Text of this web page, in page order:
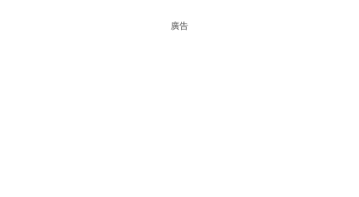
廣告